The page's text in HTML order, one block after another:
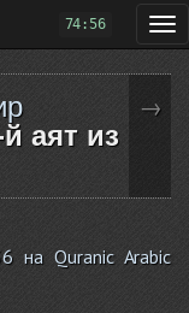
74:56
аят из
→
на Quranic Arabic